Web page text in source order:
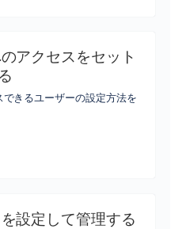
アクセスをセット
きるユーザーの設定方法を
設定して管理する